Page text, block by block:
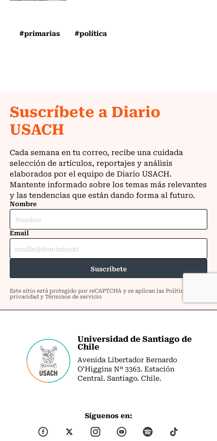
#primarias #política
Universidad de Santiago de
Chile
Avenida Libertador Bernardo
O’Higgins Nº 3363. Estación
Central. Santiago. Chile.
Síguenos en: